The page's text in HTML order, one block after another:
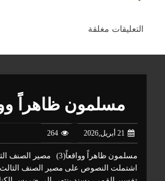
التعليقات مغلقة
مسلمون ظاهراً
21 أبريل,2026 264
مسلمون ظاهراً وواقعاً(3)
اشتملت النصوص على مصير الصنف الثالث